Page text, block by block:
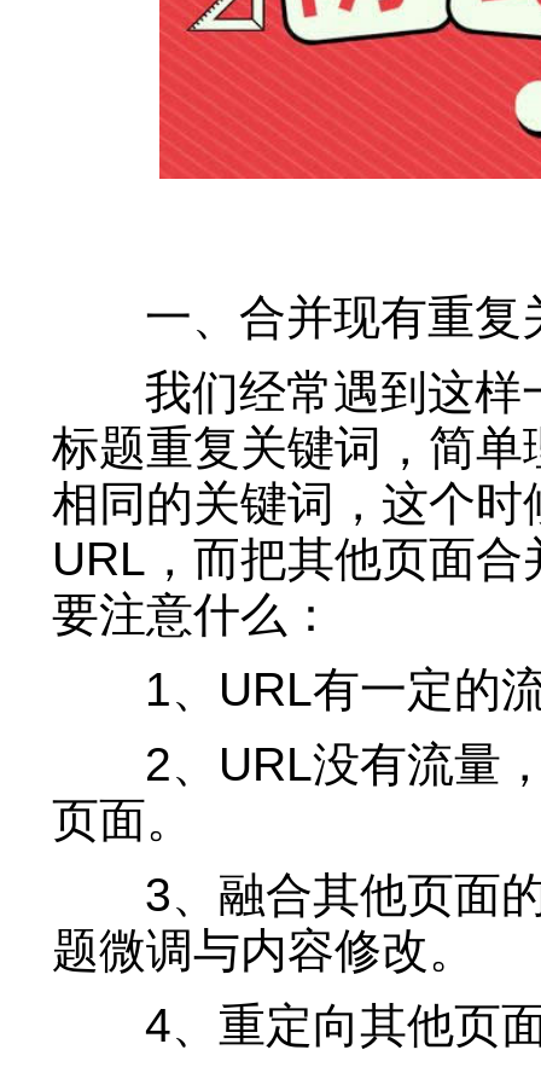
一、合并现有重复
我们经常遇到这样
标题重复关键词，简
相同的关键词，这个
URL，而把其他页面
要注意什么：
1、URL有一定的流
2、URL没有流量，
页面。
3、融合其他页面的
题微调与内容修改。
4、重定向其他页面